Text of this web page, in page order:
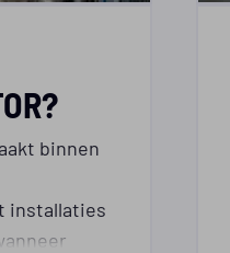
binnen
installaties